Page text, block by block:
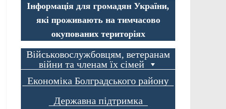
Інформація для громадян України,
які проживають на тимчасово
окупованих територіях
Військовослужбовцям, ветеранам
війни та членам їх сімей
Економіка Болградського району
Державна підтримка